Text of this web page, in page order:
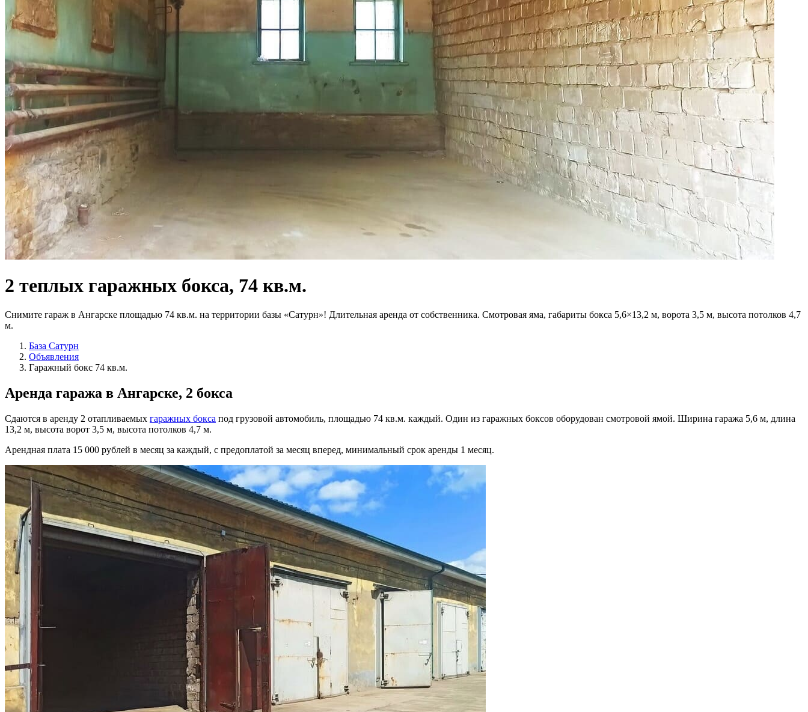
2 теплых гаражных бокса, 74 кв.м.
Снимите гараж в Ангарске площадью 74 кв.м. на территории базы «Сатурн»! Длительная аренда от собственника. Смотровая яма, габариты бокса 5,6×13,2 м, ворота 3,5 м, высота потолков 4,7
м.
База Сатурн
Объявления
Гаражный бокс 74 кв.м.
Аренда гаража в Ангарске, 2 бокса
Сдаются в аренду 2 отапливаемых гаражных бокса под грузовой автомобиль, площадью 74 кв.м. каждый. Один из гаражных боксов оборудован смотровой ямой. Ширина гаража 5,6 м, длина
13,2 м, высота ворот 3,5 м, высота потолков 4,7 м.
Арендная плата 15 000 рублей в месяц за каждый, с предоплатой за месяц вперед, минимальный срок аренды 1 месяц.